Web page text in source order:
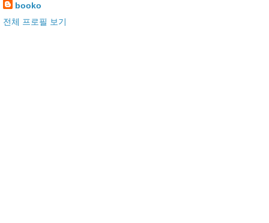
booko
전체 프로필 보기